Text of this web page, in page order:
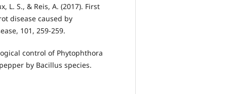
L. S., & Reis, A. (2017). First
disease caused by
101, 259-259.
control of Phytophthora
by Bacillus species.